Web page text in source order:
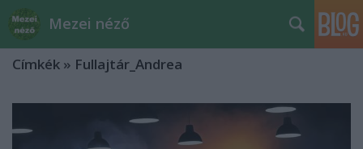
Mezei néző
Címkék » Fullajtár_Andrea